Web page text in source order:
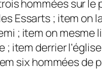
hommées sur le
Essarts ; item on
; item on
item derrier
six hommées